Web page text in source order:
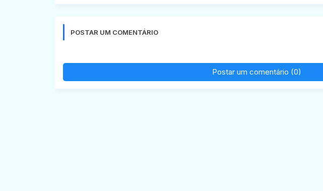
POSTAR UM COMENTÁRIO
Postar um comentário (0)